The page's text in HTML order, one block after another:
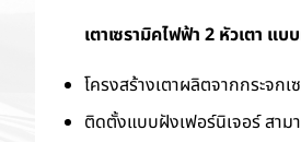
เตาเซรามิคไฟฟ้า 2 หัวเตา แ
โครงสร้างเตาผลิตจากกระจ
ติดตั้งแบบฝังเฟอร์นิเจอร์ สาม